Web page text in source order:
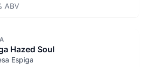
ABV
Hazed Soul
Espiga